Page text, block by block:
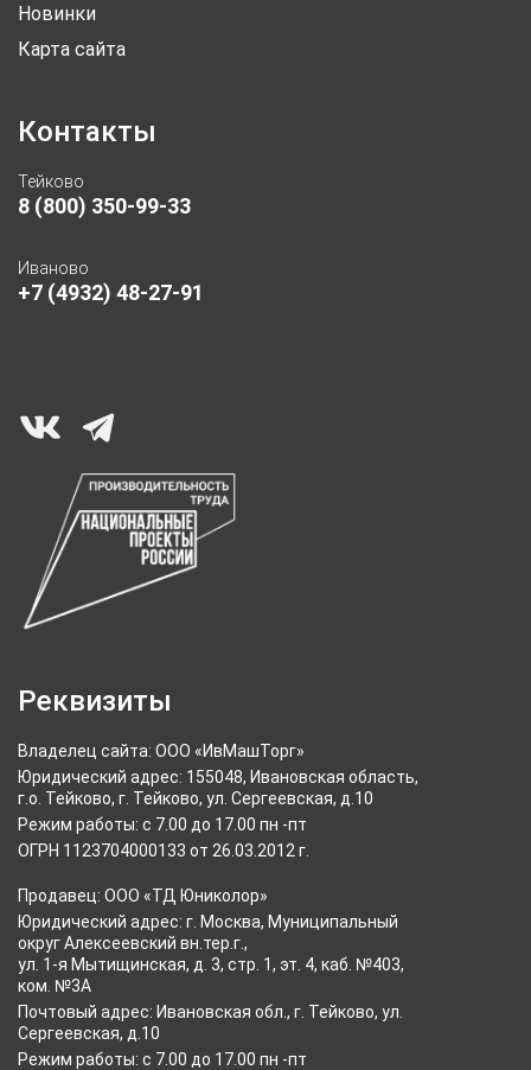
Новинки
Карта сайта
Контакты
Тейково
8 (800) 350-99-33
Иваново
+7 (4932) 48-27-91
Реквизиты
Владелец сайта: ООО «ИвМашТорг»
Юридический адрес: 155048, Ивановская область,
г.о. Тейково, г. Тейково, ул. Сергеевская, д.10
Режим работы: с 7.00 до 17.00 пн -пт
ОГРН 1123704000133 от 26.03.2012 г.
Продавец: ООО «ТД Юниколор»
Юридический адрес: г. Москва, Муниципальный
округ Алексеевский вн.тер.г.,
ул. 1-я Мытищинская, д. 3, стр. 1, эт. 4, каб. №403,
ком. №3А
Почтовый адрес: Ивановская обл., г. Тейково, ул.
Сергеевская, д.10
Режим работы: с 7.00 до 17.00 пн -пт